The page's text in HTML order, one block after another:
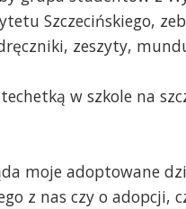
Szczecińskiego,
zeszyty,
w szkole na
moje adoptowane
z nas czy o adopcji,